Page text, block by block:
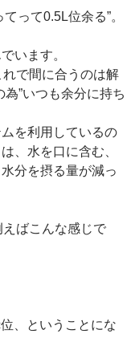
って0.5L位余る”。
います。
で間に合うのは解
”いつも余分に持ち
を利用しているの
、水を口に含む、
分を摂る量が減っ
ばこんな感じで
、ということにな